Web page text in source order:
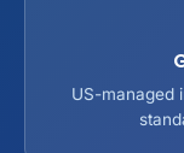
US-managed